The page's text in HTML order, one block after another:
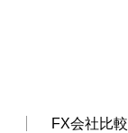
FX会社比較